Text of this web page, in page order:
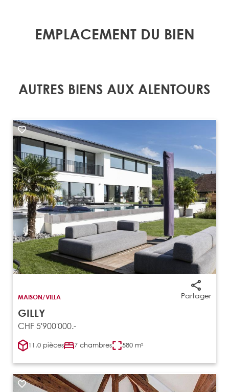
EMPLACEMENT DU BIEN
AUTRES BIENS AUX ALENTOURS
Partager
MAISON/VILLA
GILLY
CHF 5'900'000.-
11.0 pièces 7 chambres 580 m²